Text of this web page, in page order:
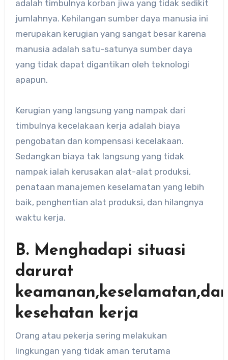
adalah timbulnya korban jiwa yang tidak sedikit
jumlahnya. Kehilangan sumber daya manusia ini
merupakan kerugian yang sangat besar karena
manusia adalah satu-satunya sumber daya
yang tidak dapat digantikan oleh teknologi
apapun.
Kerugian yang langsung yang nampak dari
timbulnya kecelakaan kerja adalah biaya
pengobatan dan kompensasi kecelakaan.
Sedangkan biaya tak langsung yang tidak
nampak ialah kerusakan alat-alat produksi,
penataan manajemen keselamatan yang lebih
baik, penghentian alat produksi, dan hilangnya
waktu kerja.
B. Menghadapi situasi
darurat
kesehatan kerja
Orang atau pekerja sering melakukan
lingkungan yang tidak aman terutama